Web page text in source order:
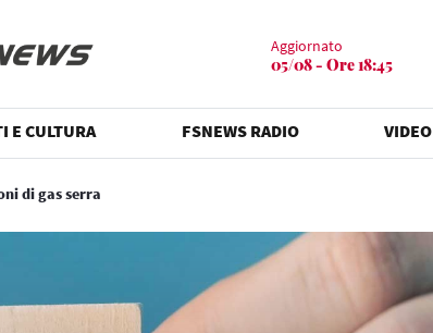
Aggiornato
05/08 - Ore 18:45
E CULTURA FSNEWS RADIO VIDEO
di gas serra